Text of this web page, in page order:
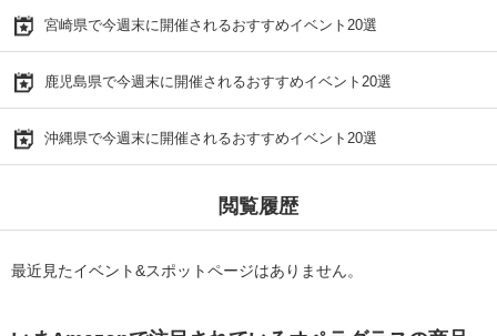
宮崎県で今週末に開催されるおすすめイベント20選
鹿児島県で今週末に開催されるおすすめイベント20選
沖縄県で今週末に開催されるおすすめイベント20選
閲覧履歴
最近見たイベント&スポットページはありません。